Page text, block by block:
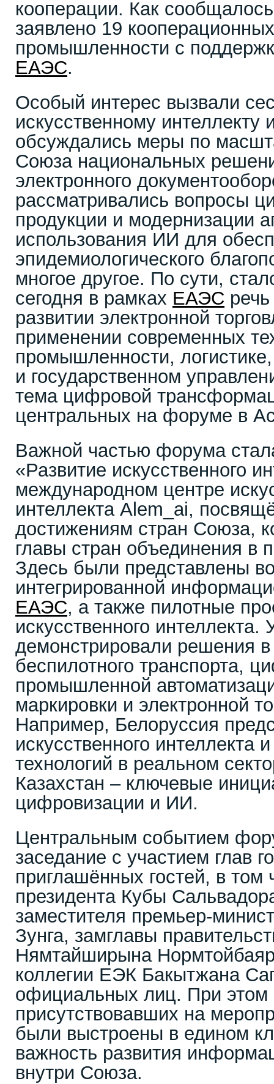
кооперации. Как
заявлено 19
промышленности с
ЕАЭС.
Особый интерес вызвали
искусственному
обсуждались меры по
Союза национальных
электронного
рассматривались вопросы
продукции и модернизации
использования ИИ для
эпидемиологического
многое другое. По сути,
сегодня в рамках ЕАЭС
развитии электронной
применении современных
промышленности,
и государственном
тема цифровой
центральных на форуме в
Важной частью форума
«Развитие искусственного
международном центре
интеллекта Alem_ai,
достижениям стран Союза,
главы стран объединения в
Здесь были представлены
интегрированной
ЕАЭС, а также пилотные
искусственного интеллекта.
демонстрировали решения в
беспилотного транспорта,
промышленной
маркировки и электронной
Например, Белоруссия
искусственного
технологий в реальном
Казахстан – ключевые
цифровизации и ИИ.
Центральным событием
заседание с участием глав
приглашённых гостей, в том
президента Кубы
заместителя премьер-
Зунга, замглавы
Нямтайширына
коллегии ЕЭК Бакытжана
официальных лиц. При этом
присутствовавших на
были выстроены в едином
важность развития
внутри Союза.